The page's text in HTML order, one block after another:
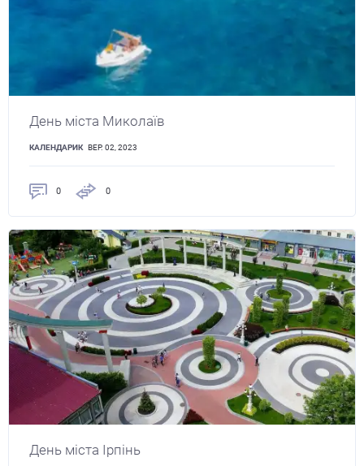
День міста Миколаїв
КАЛЕНДАРИК ВЕР. 02, 2023
0 0
День міста Ірпінь